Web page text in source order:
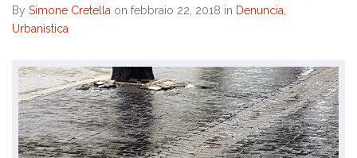
By Simone Cretella on febbraio 22, 2018 in Denuncia,
Urbanistica